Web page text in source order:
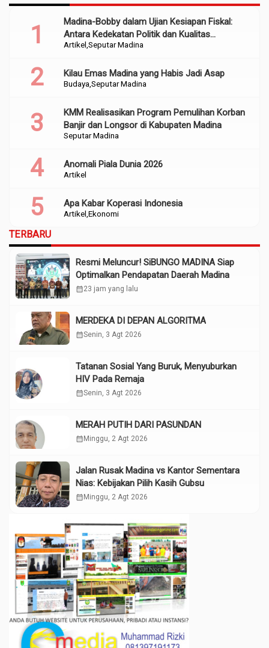
Artikel Seputar Madina
Madina-Bobby dalam Ujian Kesiapan Fiskal:
Antara Kedekatan Politik dan Kualitas
Perencanaan
Budaya Seputar Madina
Kilau Emas Madina yang Habis Jadi Asap
Seputar Madina
KMM Realisasikan Program Pemulihan Korban
Banjir dan Longsor di Kabupaten Madina
Artikel
Anomali Piala Dunia 2026
Artikel Ekonomi
Apa Kabar Koperasi Indonesia
TERBARU
Resmi Meluncur! SiBUNGO MADINA Siap
Optimalkan Pendapatan Daerah Madina
calendar_month23 jam yang lalu
MERDEKA DI DEPAN ALGORITMA
calendar_monthSenin, 3 Agt 2026
Tatanan Sosial Yang Buruk, Menyuburkan
HIV Pada Remaja
calendar_monthSenin, 3 Agt 2026
MERAH PUTIH DARI PASUNDAN
calendar_month Minggu, 2 Agt 2026
Jalan Rusak Madina vs Kantor Sementara
Nias: Kebijakan Pilih Kasih Gubsu
calendar_month Minggu, 2 Agt 2026